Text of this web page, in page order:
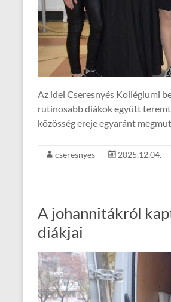
Az idei Cseresnyés Kollégiumi
rutinosabb diákok együtt
közösség ereje egyaránt
cseresnyes 2025.12.04.
A johannitákról
diákjai